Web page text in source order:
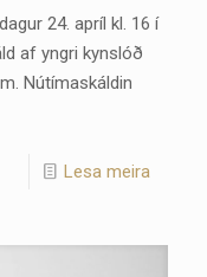
24. apríl kl. 16 í
af yngri kynslóð
Nútímaskáldin
Lesa meira